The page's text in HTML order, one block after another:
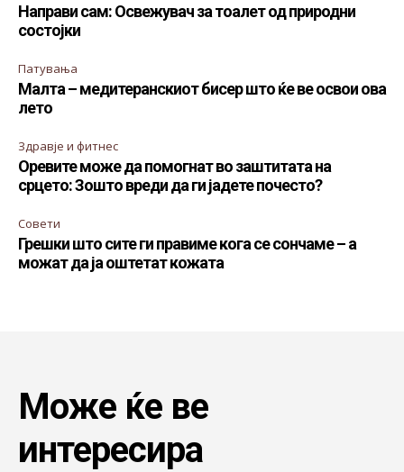
Направи сам: Освежувач за тоалет од природни
состојки
Патувања
Малта – медитеранскиот бисер што ќе ве освои ова
лето
Здравје и фитнес
Оревите може да помогнат во заштитата на
срцето: Зошто вреди да ги јадете почесто?
Совети
Грешки што сите ги правиме кога се сончаме – а
можат да ја оштетат кожата
Може ќе ве
интересира